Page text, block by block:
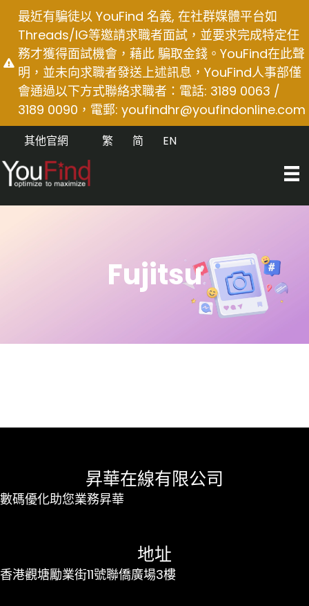
content
最近有騙徒以 YouFind 名義, 在社群媒體平台如
Threads/IG等邀請求職者面試，並要求完成特定任
務才獲得面試機會，藉此 騙取金錢。YouFind在此聲
明，並未向求職者發送上述訊息，YouFind人事部僅
會通過以下方式聯絡求職者：電話: 3189 0063 /
3189 0090，電郵: youfindhr@youfindonline.com
其他官網 EN
简
繁
Fujitsu
昇華在線有限公司
數碼優化助您業務昇華
地址
香港觀塘勵業街11號聯僑廣場3樓